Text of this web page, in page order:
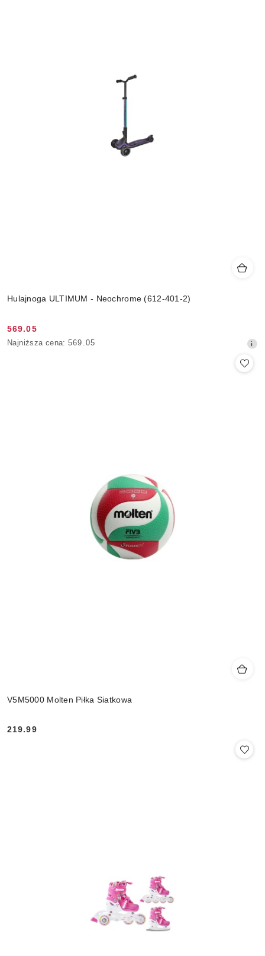
Hulajnoga ULTIMUM - Neochrome (612-401-2)
Cena
promocyjna:
569.05
Najniższa
Najniższa cena: 569.05
V5M5000 Molten Piłka Siatkowa
Cena:
219.99